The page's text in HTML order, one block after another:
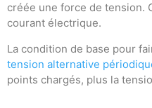
créée une force de tension.
courant électrique.
La condition de base pour
tension alternative
points chargés, plus la